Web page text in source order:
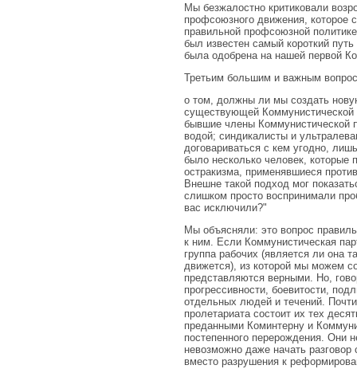
Мы безжалостно критиковали
профсоюзного движения, которое
правильной профсоюзной
был известен самый короткий
была одобрена на нашей первой
Третьим большим и важным
о том, должны ли мы создать
существующей Коммунистической
бывшие члены Коммунистической
водой; синдикалисты и
договариваться с кем угодно,
было несколько человек, которые
остракизма, применявшиеся
Внешне такой подход мог
слишком просто воспринимали
вас исключили?"
Мы объясняли: это вопрос
к ним. Если Коммунистическая
группа рабочих (является ли она
движется), из которой мы можем
представляются верными. Но,
прогрессивности, боевитости,
отдельных людей и течений.
пролетариата состоит их тех
преданными Коминтерну и
постепенного перерождения. Они
невозможно даже начать
вместо разрушения к